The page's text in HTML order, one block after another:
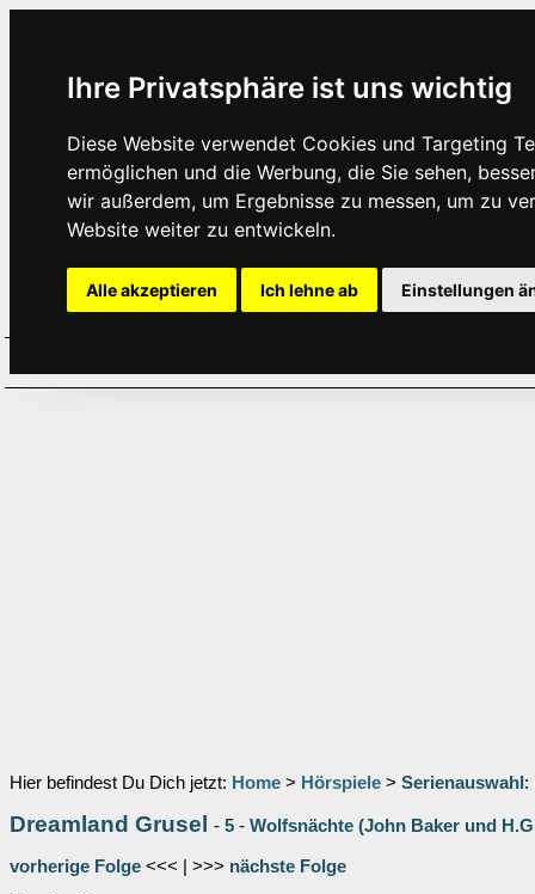
Ihre Privatsphäre ist uns wichtig
Diese Website verwendet Cookies und Targeting
ermöglichen und die Werbung, die Sie sehen,
wir außerdem, um Ergebnisse zu messen, um zu
Website weiter zu entwickeln.
Alle akzeptieren Ich lehne ab Einstellungen
Hier befindest Du Dich jetzt: Home > Hörspiele > Serienauswahl :
Dreamland Grusel - 5 - Wolfsnächte (John Baker und
vorherige Folge <<< | >>> nächste Folge